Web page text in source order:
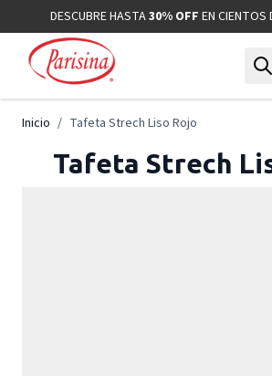
Ir al contenidoDESCUBRE HASTA30% OFF EN CIENTOS
Inicio / Tafeta Strech Liso Rojo
Tafeta Strech